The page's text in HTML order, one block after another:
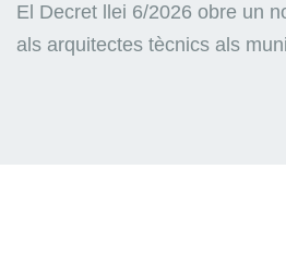
El Decret llei 6/2026 obre un
als arquitectes tècnics als